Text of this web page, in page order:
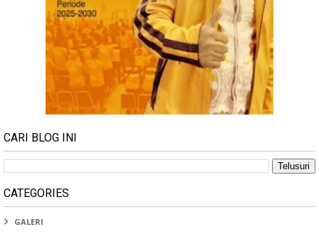
CARI BLOG INI
CATEGORIES
GALERI